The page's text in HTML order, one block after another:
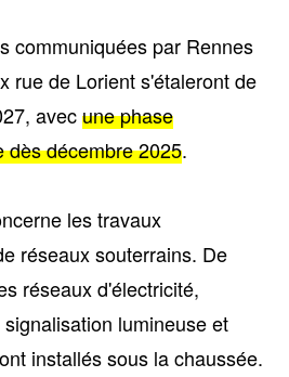
communiquées par Rennes
rue de Lorient s'étaleront de
, avecune phase
dès décembre 2025.
lestravaux
réseaux souterrains. De
réseaux d'électricité,
lumineuse et
installés sous la chaussée.